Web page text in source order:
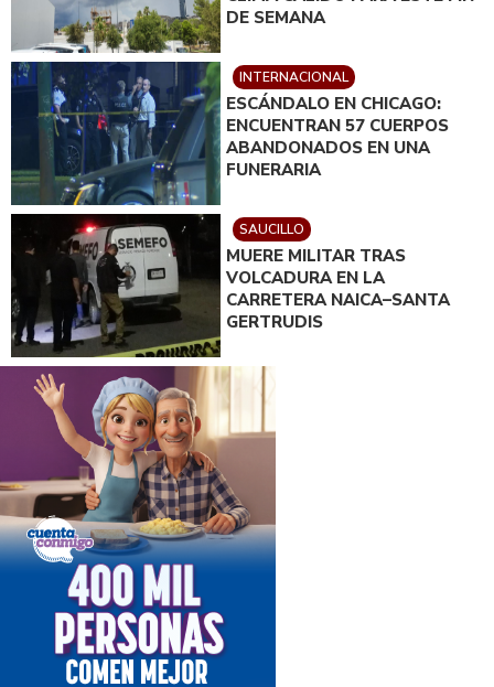
DE SEMANA
INTERNACIONAL
ESCÁNDALO EN CHICAGO:
ENCUENTRAN 57 CUERPOS
ABANDONADOS EN UNA
FUNERARIA
SAUCILLO
MUERE MILITAR TRAS
VOLCADURA EN LA
CARRETERA NAICA–SANTA
GERTRUDIS